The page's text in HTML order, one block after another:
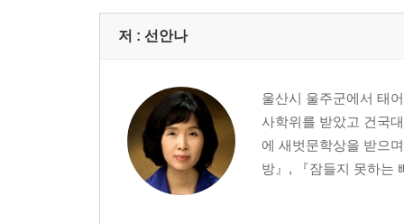
저 : 선안나
울산시 울주군에서 태
사학위를 받았고 건국
에 새벗문학상을 받으
방』, 『잠들지 못하는